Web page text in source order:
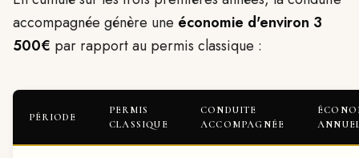
accompagnée génère une économie d'environ 3
500€ par rapport au permis classique :
PÉRIODE
PERMIS
CLASSIQUE
CONDUITE
ACCOMPAGNÉE